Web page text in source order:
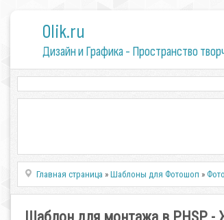
0lik.ru
Дизайн и Графика - Пространство
Главная страница »Шаблоны для Фотошоп »